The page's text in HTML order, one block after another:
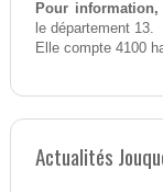
Pour information,
le département 13.
Elle compte 4100
Actualités